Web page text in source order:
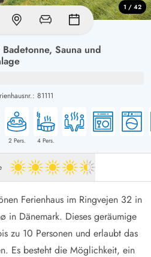
Sauna und
81111
2 Pers. 4Pers.
1 / 42
4.5 von 5
Ferienhaus im Ringvejen 32 in
in Dänemark. Dieses geräumige
zu 10 Personen und erlaubt das
Es besteht die Möglichkeit, ein